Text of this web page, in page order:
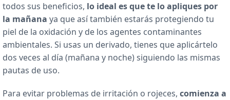
todos sus beneficios, lo ideal es que te lo apliques por
la mañana ya que así también estarás protegiendo tu
piel de la oxidación y de los agentes contaminantes
ambientales. Si usas un derivado, tienes que aplicártelo
dos veces al día (mañana y noche) siguiendo las mismas
pautas de uso.
Para evitar problemas de irritación o rojeces, comienza a